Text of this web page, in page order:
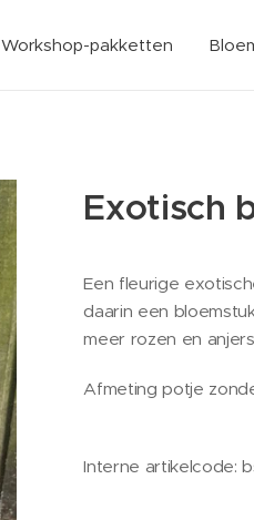
Workshop-pakketten
Exotisch
Een fleurige
daarin een
meer rozen en
Afmeting potje
Interne artikelcode: